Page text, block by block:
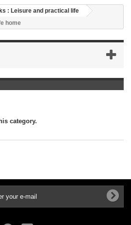
+
+
+
: Leisure and practical life
home
category.